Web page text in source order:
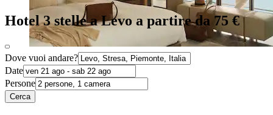
Hotel 3 stelle a Levo a partire da 75 €
Dove vuoi andare?
Date
Persone
Cerca